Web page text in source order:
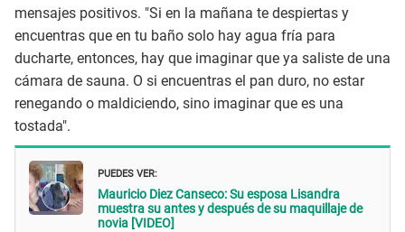
mensajes positivos. "Si en la mañana te despiertas y
encuentras que en tu baño solo hay agua fría para
ducharte, entonces, hay que imaginar que ya saliste de una
cámara de sauna. O si encuentras el pan duro, no estar
renegando o maldiciendo, sino imaginar que es una
tostada".
PUEDES VER:
Mauricio Diez Canseco: Su esposa Lisandra
muestra su antes y después de su maquillaje de
novia [VIDEO]